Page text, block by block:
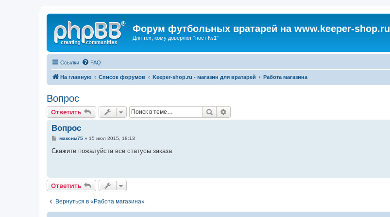
Форум футбольных вратарей на www.keeper-shop.ru
Для тех, кому доверяют "пост №1"
Ссылки FAQ
На главную Список форумов Keeper-shop.ru - магазин для вратарей Работа магазина
Вопрос
Ответить Поиск
Вопрос
С
о
и
е
максим75» 15 июл 2015, 18:13
Скажите пожалуйста все статусы заказа
Ответить
Вернуться в «Работа магазина»